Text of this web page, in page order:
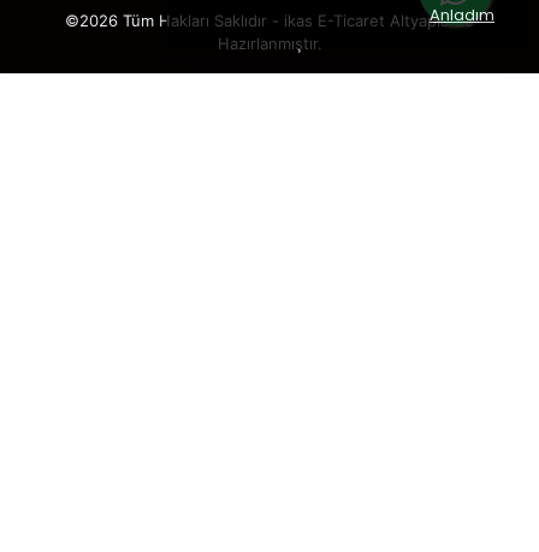
Anladım
©2026 Tüm Hakları Saklıdır - ikas E-Ticaret Altyapısı ile
Hazırlanmıştır.